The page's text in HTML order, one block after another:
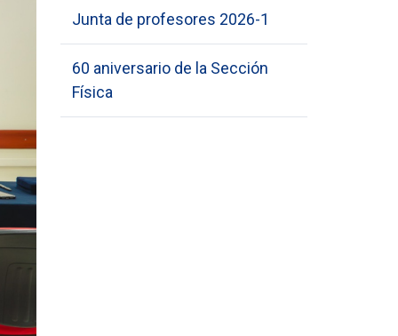
Junta de profesores 2026-1
60 aniversario de la Sección
Física